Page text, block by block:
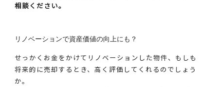
相談ください。
リノベーションで資産価値の向上にも？
せっかくお金をかけてリノベーションした物件、もしも
将来的に売却するとき、高く評価してくれるのでしょう
か。